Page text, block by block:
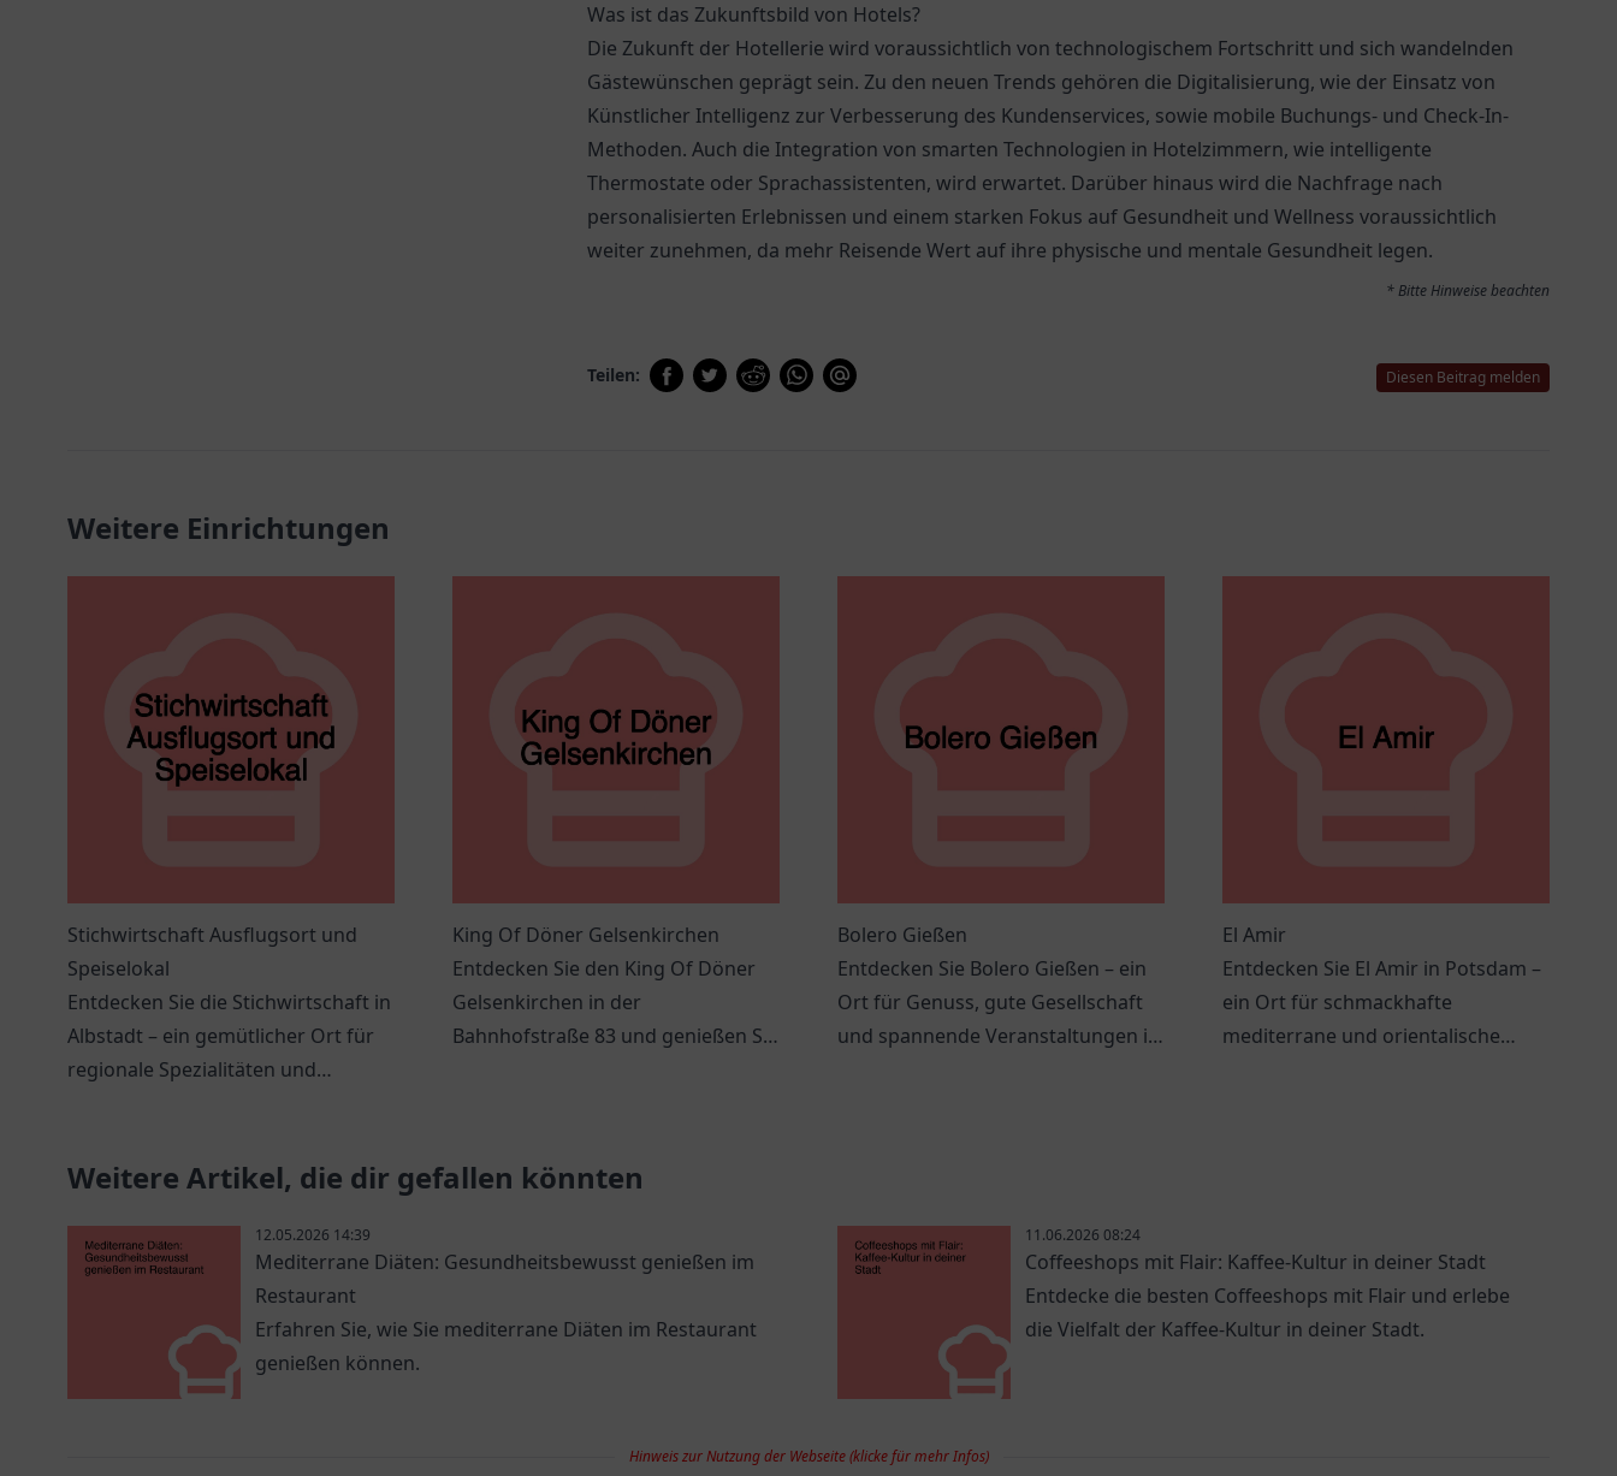
Was ist das Zukunftsbild von Hotels?
Die Zukunft der Hotellerie wird voraussichtlich von technologischem Fortschritt und sich wandelnden
Gästewünschen geprägt sein. Zu den neuen Trends gehören die Digitalisierung, wie der Einsatz von
Künstlicher Intelligenz zur Verbesserung des Kundenservices, sowie mobile Buchungs- und Check-In-
Methoden. Auch die Integration von smarten Technologien in Hotelzimmern, wie intelligente
Thermostate oder Sprachassistenten, wird erwartet. Darüber hinaus wird die Nachfrage nach
personalisierten Erlebnissen und einem starken Fokus auf Gesundheit und Wellness voraussichtlich
weiter zunehmen, da mehr Reisende Wert auf ihre physische und mentale Gesundheit legen.
* Bitte Hinweise beachten
Teilen: Diesen Beitrag melden
Weitere Einrichtungen
Stichwirtschaft Ausflugsort und
Speiselokal
Entdecken Sie die Stichwirtschaft in
Albstadt – ein gemütlicher Ort für
regionale Spezialitäten und
King Of Döner Gelsenkirchen
Entdecken Sie den King Of Döner
Gelsenkirchen in der
Bahnhofstraße 83 und genießen Sie
Bolero Gießen
Entdecken Sie Bolero Gießen – ein
Ort für Genuss, gute Gesellschaft
und spannende Veranstaltungen in
El Amir
Entdecken Sie El Amir in Potsdam –
ein Ort für schmackhafte
mediterrane und orientalische
Weitere Artikel, die dir gefallen könnten
12.05.2026 14:39
Mediterrane Diäten: Gesundheitsbewusst genießen im
Restaurant
Erfahren Sie, wie Sie mediterrane Diäten im Restaurant
genießen können.
11.06.2026 08:24
Coffeeshops mit Flair: Kaffee-Kultur in deiner Stadt
Entdecke die besten Coffeeshops mit Flair und erlebe
die Vielfalt der Kaffee-Kultur in deiner Stadt.
Hinweis zur Nutzung der Webseite (klicke für mehr Infos)